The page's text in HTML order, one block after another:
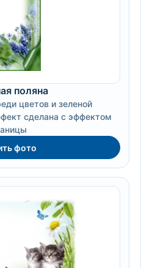
поляна
цветов и зеленой
сделана с эффектом
фото